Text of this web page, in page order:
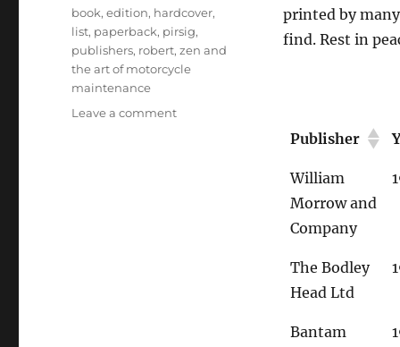
printed by
find. Rest in
Publisher
William
Morrow and
Company
The Bodley
Head Ltd
Bantam
Tags
book,edition, hardcover,
list, paperback, pirsig,
publishers, robert,zen and
the art of motorcycle
maintenance
Leave a commenton